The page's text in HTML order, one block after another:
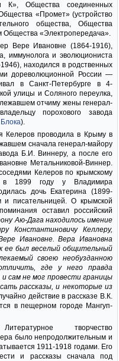
К», Общества соединенных
«Промет» (устройство
общества, Общества
Общества «Электропередача».
Вере Ивановне (1864-1916),
иммунолога и эволюциониста
находился в родственных
дореволюционной России —
в Санкт-Петербурге в 4-
улицы и Соляного переулка,
отчиму жены генерал-
порохового завода
).
Келеров проводила в Крыму в
сначала генерал-майору
Б.И. Виннеру, а после его
Метальниковой-Виннер.
Келеров по крымскому
1899 году у Владимира
дочь Екатерина (1899-
и писательницей. О крымской
оставил российский
Аю-Дага находилось имение
Константиновичу Келлеру,
Ивановне. Вера Ивановна
ее был веселый общительный
своею необузданною
где у него правда
сам не мог провести границы
рассказы, и некоторые из
действие в рассказе В.К.
в пещерном городе Мангуп-
Литературное творчество
было непродолжительным и
1911-1918 годами. Его
и рассказы сначала под